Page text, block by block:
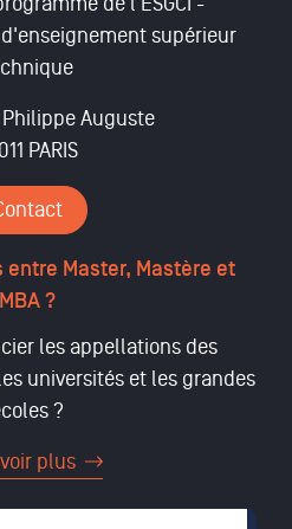
supérieur
Auguste
PARIS
Master, Mastère et
MBA ?
les appellations des
universités et les grandes
?
plus